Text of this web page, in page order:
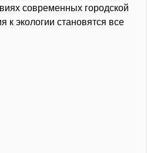
современных городской
к экологии становятся все